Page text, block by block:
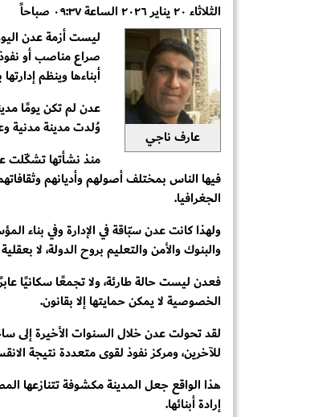
الثلاثاء ٢٠ يناير ٢٠٢٦ الساعة ٠٩:٣٧ صباحاً
عارف ناجي
ليست أزمة عدن
صراع مناصب أو
أبناءها وينظم
عدن لم تكن يومًا
وُلدت مدينة مدنية
منذ نشأتها تشكّلت
فيها الناس بمختلف أصولهم وأديانهم
الجغرافيا.
ولهذا كانت عدن سبّاقة في الإدارة وفي
والبنوك والأمن والتعليم بروح الدولة، لا
فعدن ليست حالة طارئة، ولا تجمعًا سكانيًا
الخصوصية لا يمكن حمايتها إلا بقانون.
لقد تحولت عدن خلال السنوات الأخيرة إلى
للآخرين، ومركز نفوذ لقوى متعددة نتيجة
هذا الواقع جعل المدينة مكشوفة تتنازعها
إرادة أبنائها.